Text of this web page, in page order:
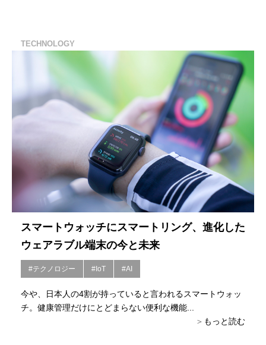
TECHNOLOGY
スマートウォッチにスマートリング、進化した
ウェアラブル端末の今と未来
#テクノロジー #IoT #AI
今や、日本人の4割が持っていると言われるスマートウォッ
チ。健康管理だけにとどまらない便利な機能...
もっと読む